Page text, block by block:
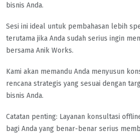
bisnis Anda.
Sesi ini ideal untuk pembahasan lebih
terutama jika Anda sudah serius ingin
bersama Anik Works.
Kami akan memandu Anda menyusun
rencana strategis yang sesuai dengan
bisnis Anda.
Catatan penting: Layanan konsultasi
bagi Anda yang benar-benar serius